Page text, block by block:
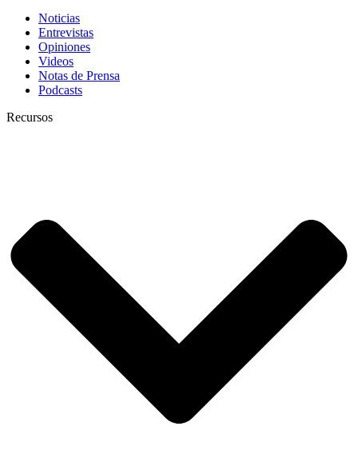
Noticias
Entrevistas
Opiniones
Videos
Notas de Prensa
Podcasts
Recursos